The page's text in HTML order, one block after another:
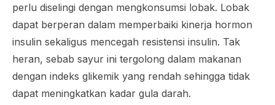
perlu diselingi dengan mengkonsumsi lobak. Lobak
dapat berperan dalam memperbaiki kinerja hormon
insulin sekaligus mencegah resistensi insulin. Tak
heran, sebab sayur ini tergolong dalam makanan
dengan indeks glikemik yang rendah sehingga tidak
dapat meningkatkan kadar gula darah.